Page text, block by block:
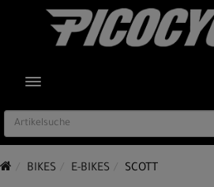
TOGGLE NAVIGATION
BIKES E-BIKES SCOTT